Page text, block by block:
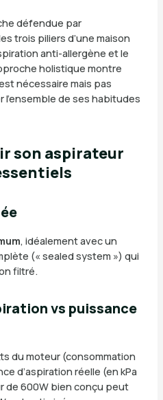
défendue par
trois piliers d’une maison
anti-allergène et le
holistique montre
nécessaire mais pas
de ses habitudes
son aspirateur
, idéalement avec un
(« sealed system ») qui
filtré.
vs puissance
du moteur (consommation
d’aspiration réelle (en kPa
de 600W bien conçu peut